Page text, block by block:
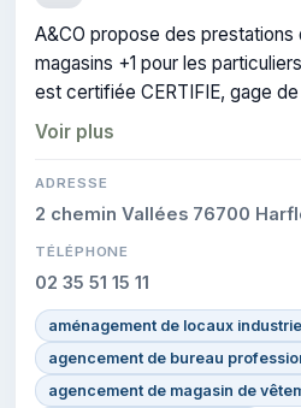
A&CO propose des
magasins +1 pour les particuliers à Seine-Maritime. Elle
est certifiée CERTIFIE, gage
interventions réalisées.
Voir plus
ADRESSE
2 chemin Vallées 76700
TÉLÉPHONE
02 35 51 15 11
aménagement de locaux
agencement de bureau
agencement de magasin de